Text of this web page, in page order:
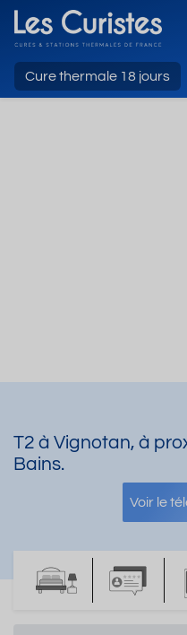
Cure thermale 18 jours
T2 à Vignotan, à
Bains.
Voir le